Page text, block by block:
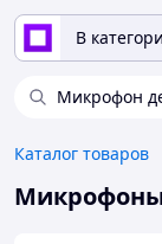
В
Микрофон
Каталог товаров